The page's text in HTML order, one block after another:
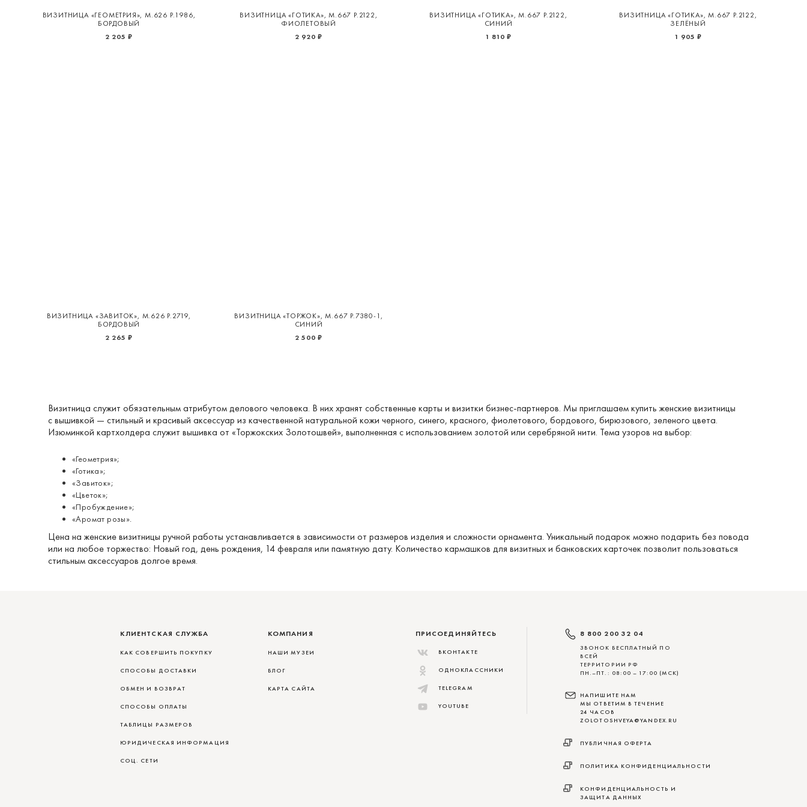
ВИЗИТНИЦА «ГЕОМЕТРИЯ», М.626 Р.1986,
БОРДОВЫЙ
2 205 ₽
ВИЗИТНИЦА «ГОТИКА», М.667 Р.2122,
ФИОЛЕТОВЫЙ
2 920 ₽
ВИЗИТНИЦА «ГОТИКА», М.667 Р.2122,
СИНИЙ
1 810 ₽
ВИЗИТНИЦА «ГОТИКА», М.667 Р.2122,
ЗЕЛЁНЫЙ
1 905 ₽
ВИЗИТНИЦА «ЗАВИТОК», М.626 Р.2719,
БОРДОВЫЙ
2 265 ₽
ВИЗИТНИЦА «ТОРЖОК», М.667 Р.7380-1,
СИНИЙ
2 500 ₽
Визитница служит обязательным атрибутом делового человека. В них хранят собственные карты и визитки бизнес-партнеров. Мы приглашаем купить женские визитницы
с вышивкой — стильный и красивый аксессуар из качественной натуральной кожи черного, синего, красного, фиолетового, бордового, бирюзового, зеленого цвета.
Изюминкой картхолдера служит вышивка от «Торжокских Золотошвей», выполненная с использованием золотой или серебряной нити. Тема узоров на выбор:
«Геометрия»;
«Готика»;
«Завиток»;
«Цветок»;
«Пробуждение»;
«Аромат розы».
Цена на женские визитницы ручной работы устанавливается в зависимости от размеров изделия и сложности орнамента. Уникальный подарок можно подарить без повода
или на любое торжество: Новый год, день рождения, 14 февраля или памятную дату. Количество кармашков для визитных и банковских карточек позволит пользоваться
стильным аксессуаров долгое время.
ПРИСОЕДИНЯЙТЕСЬ
ВКОНТАКТЕ
ОДНОКЛАССНИКИ
TELEGRAM
YOUTUBE
8 800 200 32 04
ЗВОНОК БЕСПЛАТНЫЙ ПО
ВСЕЙ
ТЕРРИТОРИИ РФ
ПН.–ПТ.: 08:00 – 17:00 (МСК)
НАПИШИТЕ НАМ
МЫ ОТВЕТИМ В ТЕЧЕНИЕ
24 ЧАСОВ
ZOLOTOSHVEYA@YANDEX.RU
ПУБЛИЧНАЯ ОФЕРТА
ПОЛИТИКА КОНФИДЕНЦИАЛЬНОСТИ
КОНФИДЕНЦИАЛЬНОСТЬ И
ЗАЩИТА ДАННЫХ
КЛИЕНТСКАЯ СЛУЖБА
КАК СОВЕРШИТЬ ПОКУПКУ
СПОСОБЫ ДОСТАВКИ
ОБМЕН И ВОЗВРАТ
СПОСОБЫ ОПЛАТЫ
ТАБЛИЦЫ РАЗМЕРОВ
ЮРИДИЧЕСКАЯ ИНФОРМАЦИЯ
СОЦ. СЕТИ
КОМПАНИЯ
НАШИ МУЗЕИ
БЛОГ
КАРТА САЙТА